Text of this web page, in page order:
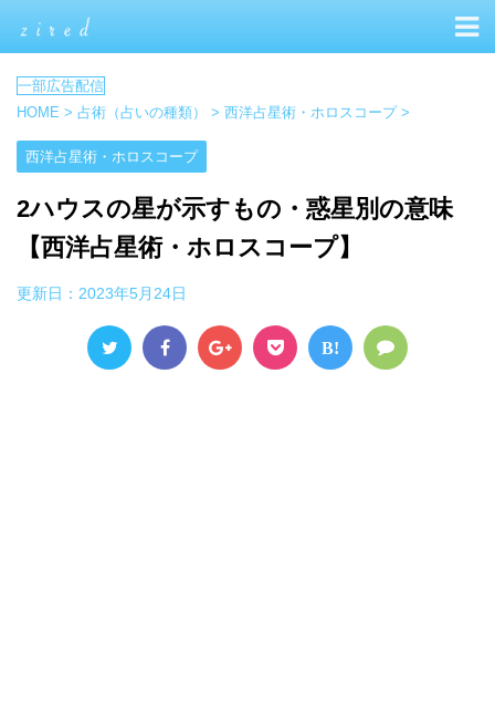
HOME > 占術（占いの種類） > 西洋占星術・ホロスコープ >
西洋占星術・ホロスコープ
2ハウスの星が示すもの・惑星別の意味
【西洋占星術・ホロスコープ】
更新日： 2023年5月24日
B!